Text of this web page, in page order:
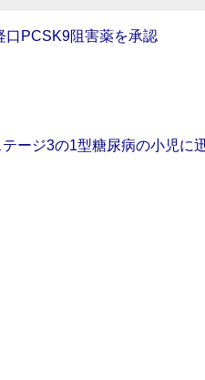
口PCSK9阻害薬を承認
ージ3の1型糖尿病の小児に